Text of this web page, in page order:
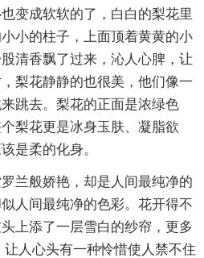
变成软软的了，白白的梨花里
小的柱子，上面顶着黄黄的小
清香飘了过来，沁人心脾，让
梨花静静的也很美，他们像一
跳去。梨花的正面是浓绿色
梨花更是冰身玉肤、凝脂欲
是柔的化身。
兰般娇艳，却是人间最纯净的
人间最纯净的色彩。花开得不
上添了一层雪白的纱帘，更多
人心头有一种怜惜使人禁不住